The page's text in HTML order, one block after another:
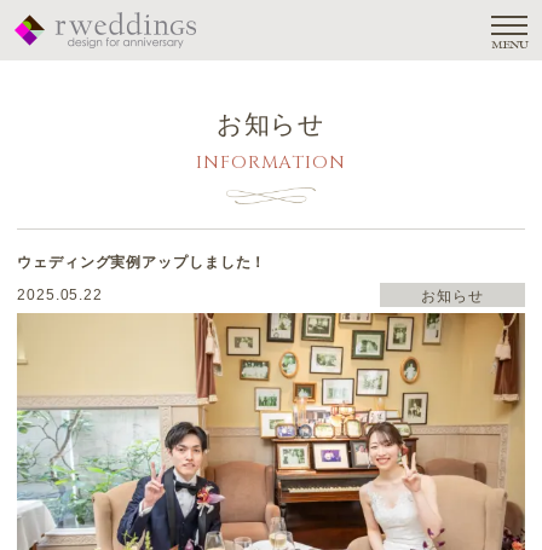
MENU
お知らせ
INFORMATION
ウェディング実例アップしました！
2025.05.22
お知らせ